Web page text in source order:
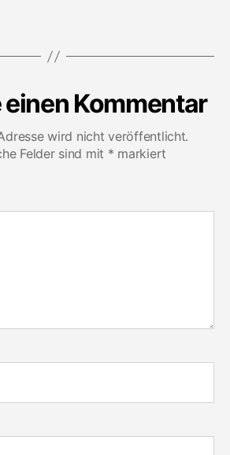
Kommentar
wird nicht veröffentlicht.
Felder sind mit * markiert